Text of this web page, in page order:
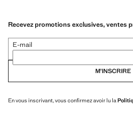
Recevez promotions exclusives, ventes
E-mail
M’INSCRIRE
En vous inscrivant, vous confirmez avoir lu la